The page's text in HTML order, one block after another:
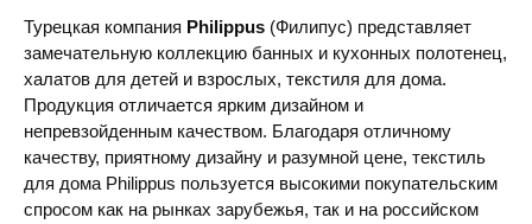
Турецкая компания Philippus (Филипус) представляет
замечательную коллекцию банных и кухонных полотенец,
халатов для детей и взрослых, текстиля для дома.
Продукция отличается ярким дизайном и
непревзойденным качеством. Благодаря отличному
качеству, приятному дизайну и разумной цене, текстиль
для дома Philippus пользуется высокими покупательским
спросом как на рынках зарубежья, так и на российском